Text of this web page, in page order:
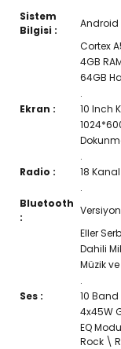
Sistem
Bilgisi :
Android
Cortex
4GB
64GB
.
Ekran :
10 Inch
.
Radio :
18
.
Bluetooth
:
Eller
Dahili
Müzik
.
Ses :
10 Band
4x45W
EQ
Rock \